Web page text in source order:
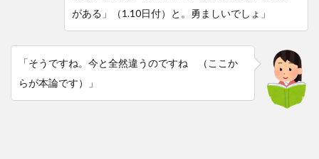
がある」（1.10日付）と。勇ましいでしょ」
「そうですね。今と全然違うのですね （ここか
らが本論です）」